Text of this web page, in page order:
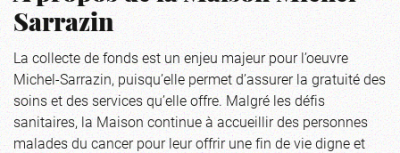
Sarrazin
La collecte de fonds est un enjeu majeur pour l’oeuvre
Michel-Sarrazin, puisqu’elle permet d’assurer la gratuité des
soins et des services qu’elle offre. Malgré les défis
sanitaires, la Maison continue à accueillir des personnes
malades du cancer pour leur offrir une fin de vie digne et